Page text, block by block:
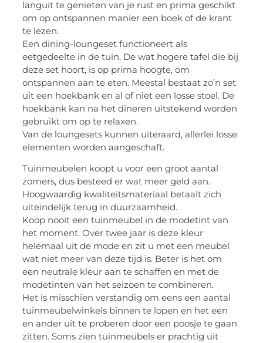
languit te genieten van je rust en prima geschikt
om op ontspannen manier een boek of de krant
te lezen.
Een dining-loungeset functioneert als
eetgedeelte in de tuin. De wat hogere tafel die bij
deze set hoort, is op prima hoogte, om
ontspannen aan te eten. Meestal bestaat zo’n set
uit een hoekbank en al of niet een losse stoel. De
hoekbank kan na het dineren uitstekend worden
gebruikt om op te relaxen.
Van de loungesets kunnen uiteraard, allerlei losse
elementen worden aangeschaft.
Tuinmeubelen koopt u voor een groot aantal
zomers, dus besteed er wat meer geld aan.
Hoogwaardig kwaliteitsmateriaal betaalt zich
uiteindelijk terug in duurzaamheid.
Koop nooit een tuinmeubel in de modetint van
het moment. Over twee jaar is deze kleur
helemaal uit de mode en zit u met een meubel
wat niet meer van deze tijd is. Beter is het om
een neutrale kleur aan te schaffen en met de
modetinten van het seizoen te combineren.
Het is misschien verstandig om eens een aantal
tuinmeubelwinkels binnen te lopen en het een
en ander uit te proberen door een poosje te gaan
zitten. Soms zien tuinmeubels er prachtig uit